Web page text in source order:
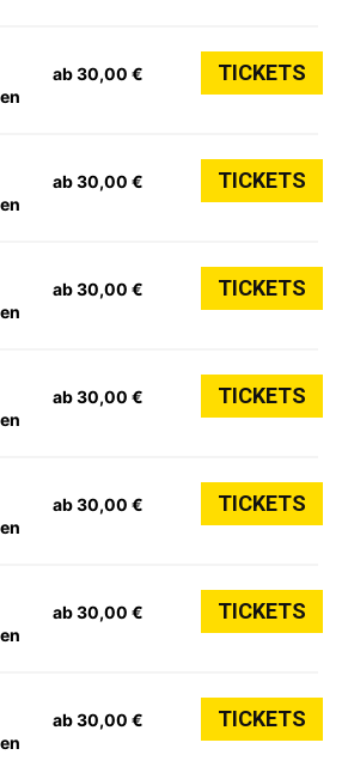
ab 30,00 € TICKETS
ab 30,00 € TICKETS
ab 30,00 € TICKETS
ab 30,00 € TICKETS
ab 30,00 € TICKETS
ab 30,00 € TICKETS
ab 30,00 € TICKETS